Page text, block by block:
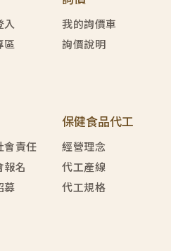
入
區
我的詢價車
詢價說明
會責任
報名
募
保健食品代工
經營理念
代工產線
代工規格